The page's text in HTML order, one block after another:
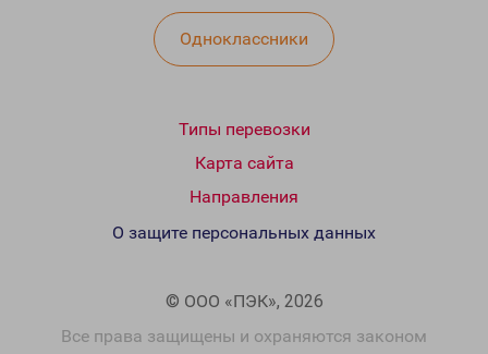
Одноклассники
Типы перевозки
Карта сайта
Направления
© ООО «ПЭК», 2026
Все права защищены и охраняются законом
О защите персональных данных